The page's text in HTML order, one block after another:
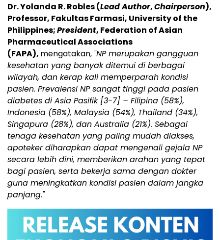
Dr. Yolanda R. Robles (Lead Author,Chairperson),
Professor, Fakultas Farmasi, University of the
Philippines;President, Federation of Asian
Pharmaceutical Associations
(FAPA), mengatakan, "NP merupakan gangguan
kesehatan yang banyak ditemui di berbagai
wilayah, dan kerap kali memperparah kondisi
pasien. Prevalensi NP sangat tinggi pada pasien
diabetes di Asia Pasifik [3-7] – Filipina (58%),
Indonesia (58%), Malaysia (54%), Thailand (34%),
Singapura (28%), dan Australia (21%). Sebagai
tenaga kesehatan yang paling mudah diakses,
apoteker diharapkan dapat mengenali gejala NP
secara lebih dini, memberikan arahan yang tepat
bagi pasien, serta bekerja sama dengan dokter
guna meningkatkan kondisi pasien dalam jangka
panjang."